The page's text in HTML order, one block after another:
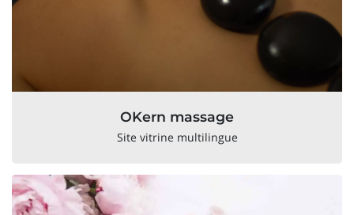
OKern massage
Site vitrine multilingue